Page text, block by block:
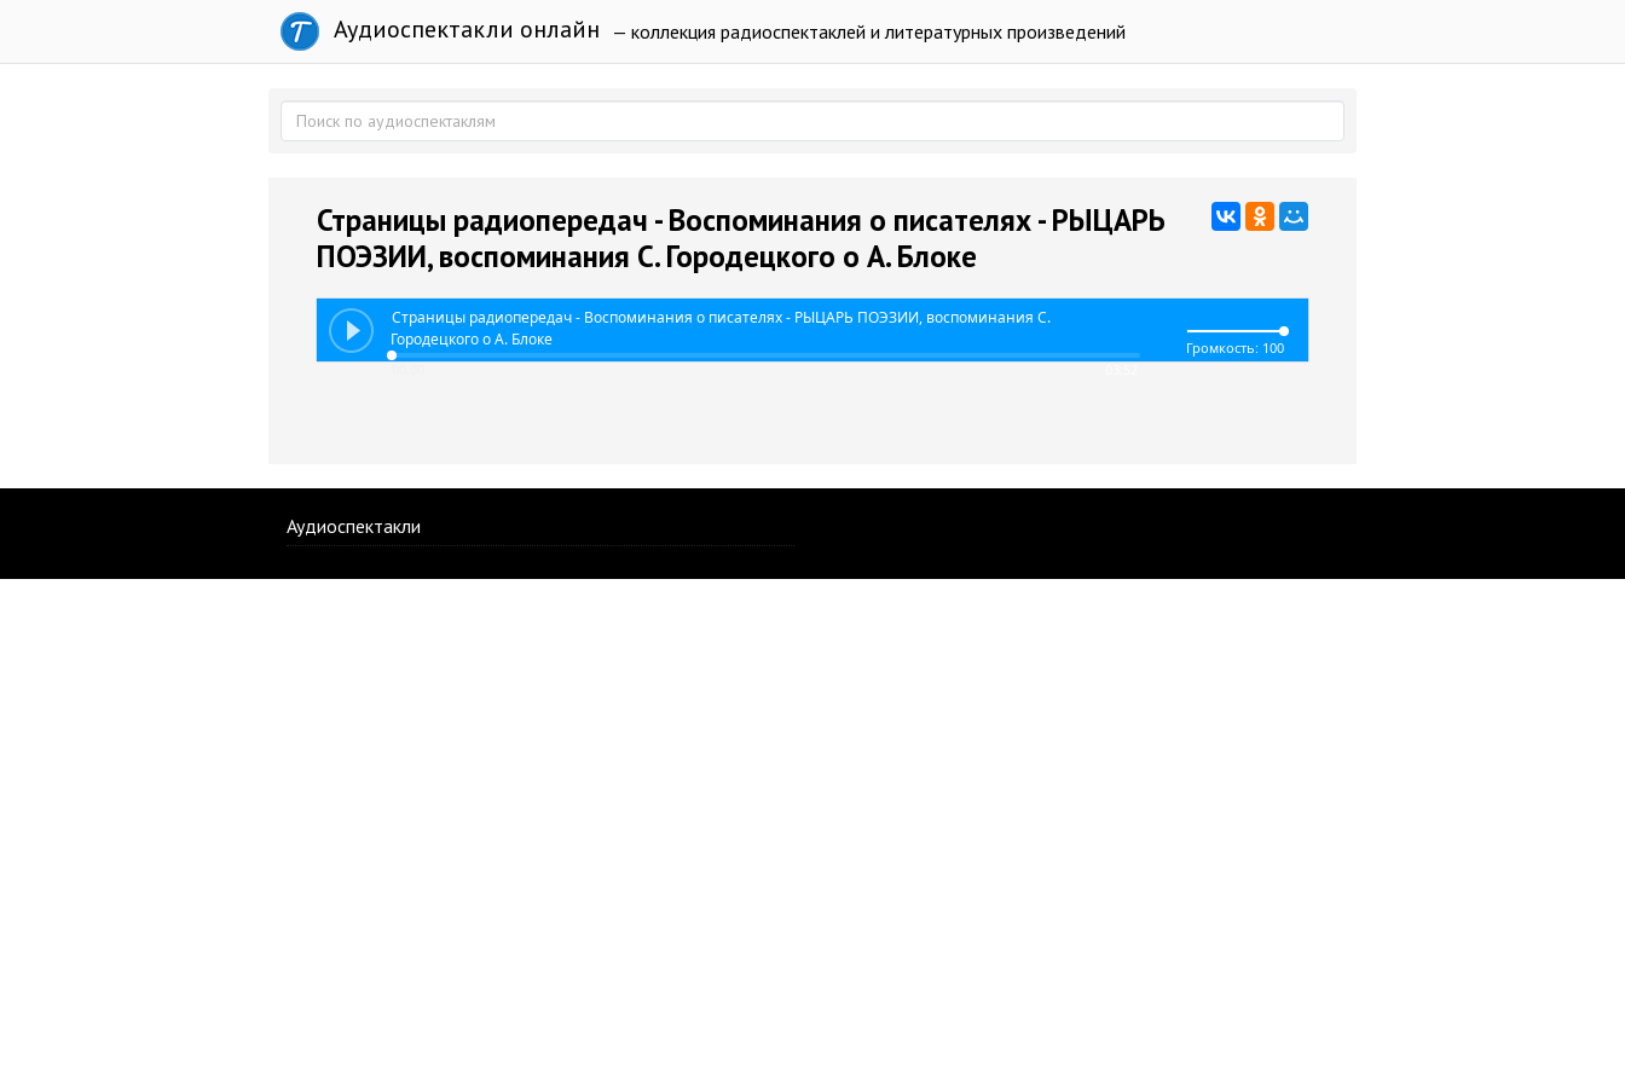
Аудиоспектакли онлайн — коллекция радиоспектаклей и литературных произведений
Страницы радиопередач - Воспоминания о писателях - РЫЦАРЬ
ПОЭЗИИ, воспоминания С. Городецкого о А. Блоке
Страницы радиопередач - Воспоминания о писателях - РЫЦАРЬ ПОЭЗИИ, воспоминания С.
Городецкого о А. Блоке
Громкость: 100
Аудиоспектакли